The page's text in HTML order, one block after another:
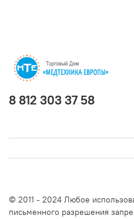
8 812 303 37 58
© 2011 - 2024 Любое
письменного разрешения